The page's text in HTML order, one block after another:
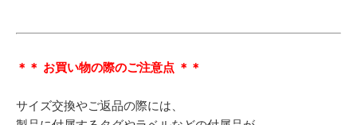
＊＊ お買い物の際のご注意点 ＊＊
サイズ交換やご返品の際には、